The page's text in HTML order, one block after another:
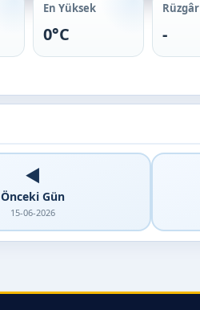
En Yüksek
0°C
Rüzgâr
-
◀️
Önceki Gün
15-06-2026